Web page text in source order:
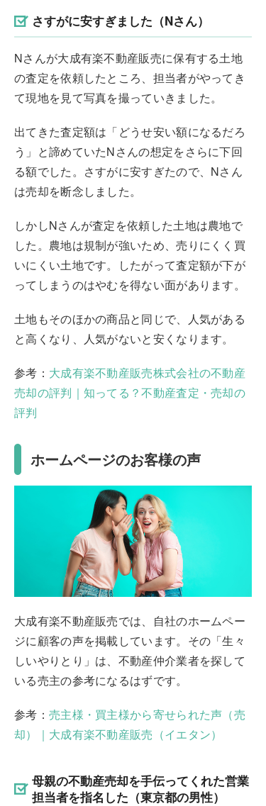
さすがに安すぎました（Nさん）
Nさんが大成有楽不動産販売に保有する土地
の査定を依頼したところ、担当者がやってき
て現地を見て写真を撮っていきました。
出てきた査定額は「どうせ安い額になるだろ
う」と諦めていたNさんの想定をさらに下回
る額でした。さすがに安すぎたので、Nさん
は売却を断念しました。
しかしNさんが査定を依頼した土地は農地で
した。農地は規制が強いため、売りにくく買
いにくい土地です。したがって査定額が下が
ってしまうのはやむを得ない面があります。
土地もそのほかの商品と同じで、人気がある
と高くなり、人気がないと安くなります。
参考： 大成有楽不動産販売株式会社の不動産
売却の評判｜知ってる？不動産査定・売却の
評判
ホームページのお客様の声
大成有楽不動産販売では、自社のホームペー
ジに顧客の声を掲載しています。その「生々
しいやりとり」は、不動産仲介業者を探して
いる売主の参考になるはずです。
参考： 売主様・買主様から寄せられた声（売
却）｜大成有楽不動産販売（イエタン）
母親の不動産売却を手伝ってくれた営業
担当者を指名した（東京都の男性）